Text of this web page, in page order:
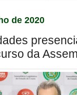
de 2020
da